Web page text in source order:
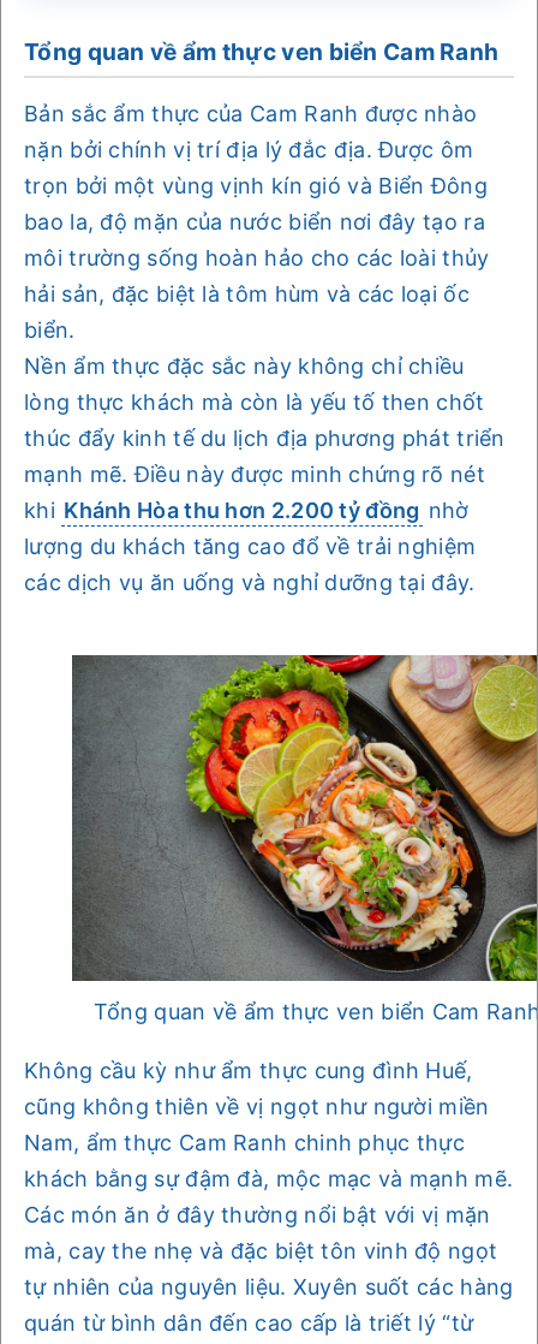
Tổng quan về ẩm thực ven biển Cam Ranh
Bản sắc ẩm thực của Cam Ranh được nhào
nặn bởi chính vị trí địa lý đắc địa. Được ôm
trọn bởi một vùng vịnh kín gió và Biển Đông
bao la, độ mặn của nước biển nơi đây tạo ra
môi trường sống hoàn hảo cho các loài thủy
hải sản, đặc biệt là tôm hùm và các loại ốc
biển.
Nền ẩm thực đặc sắc này không chỉ chiều
lòng thực khách mà còn là yếu tố then chốt
thúc đẩy kinh tế du lịch địa phương phát triển
mạnh mẽ. Điều này được minh chứng rõ nét
khi Khánh Hòa thu hơn 2.200 tỷ đồng nhờ
lượng du khách tăng cao đổ về trải nghiệm
các dịch vụ ăn uống và nghỉ dưỡng tại đây.
Tổng quan về ẩm thực ven biển Cam
Không cầu kỳ như ẩm thực cung đình Huế,
cũng không thiên về vị ngọt như người miền
Nam, ẩm thực Cam Ranh chinh phục thực
khách bằng sự đậm đà, mộc mạc và mạnh mẽ.
Các món ăn ở đây thường nổi bật với vị mặn
mà, cay the nhẹ và đặc biệt tôn vinh độ ngọt
tự nhiên của nguyên liệu. Xuyên suốt các hàng
quán từ bình dân đến cao cấp là triết lý “từ